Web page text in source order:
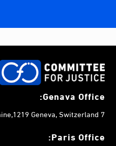
Genava Office:
7 chemin de Balexert, Châtelaine,1219 Geneva, Switzerland.
Paris Office: